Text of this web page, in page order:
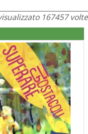
167457 volte